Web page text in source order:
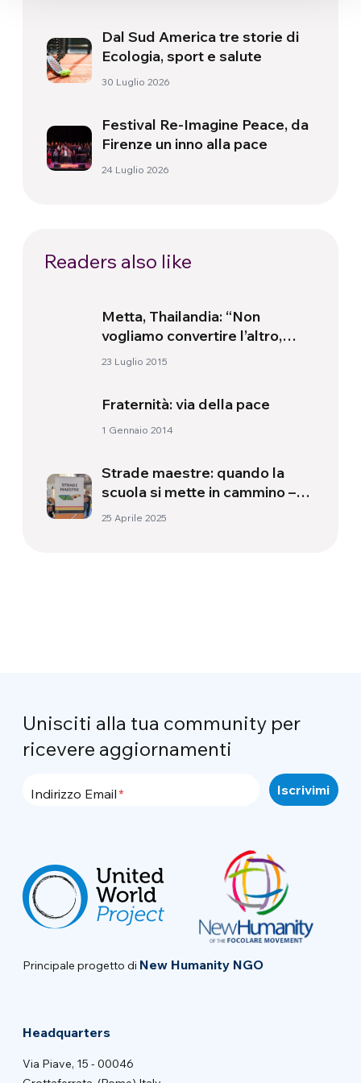
Dal Sud America tre storie di
Ecologia, sport e salute
30 Luglio 2026
Festival Re-Imagine Peace, da
Firenze un inno alla pace
24 Luglio 2026
Readers also like
Metta, Thailandia: “Non
vogliamo convertire l’altro,
piuttosto lavoriamo insieme”
23 Luglio 2015
Fraternità: via della pace
1 Gennaio 2014
Strade maestre: quando la
scuola si mette in cammino –
Incontro con Niccolò Gori
25 Aprile 2025
Unisciti alla tua community per
ricevere aggiornamenti
Indirizzo Email
Principale progetto di New Humanity NGO
Headquarters
Via Piave, 15 - 00046